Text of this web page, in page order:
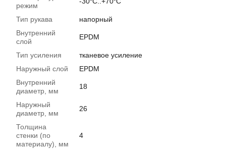
режим
Тип рукава
напорный
Внутренний
слой
EPDM
Тип усиления
тканевое усиление
Наружный слой
EPDM
Внутренний
диаметр, мм
18
Наружный
диаметр, мм
26
Толщина
стенки (по
материалу), мм
4